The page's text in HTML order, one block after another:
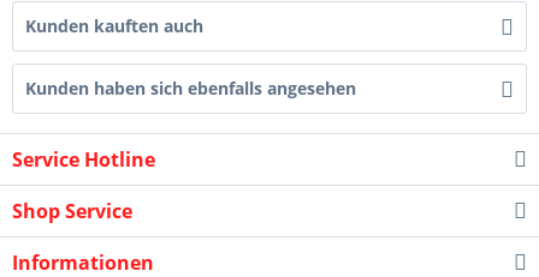
Kunden kauften auch
Kunden haben sich ebenfalls angesehen
Service Hotline
Shop Service
Informationen